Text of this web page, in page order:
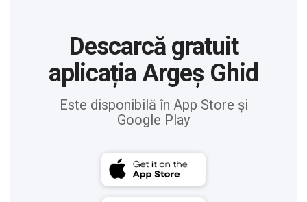
Descarcă gratuit
aplicația Argeș Ghid
Este disponibilă în App Store și
Google Play